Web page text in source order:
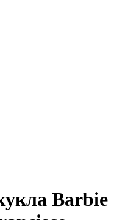
Barbie